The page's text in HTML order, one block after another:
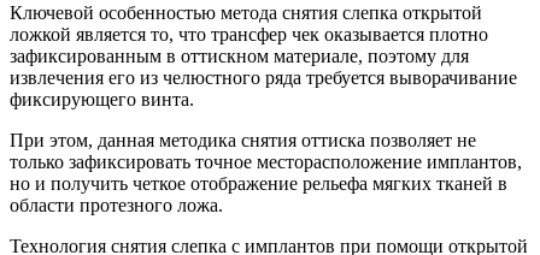
Ключевой особенностью метода снятия слепка открытой
ложкой является то, что трансфер чек оказывается плотно
зафиксированным в оттискном материале, поэтому для
извлечения его из челюстного ряда требуется выворачивание
фиксирующего винта.
При этом, данная методика снятия оттиска позволяет не
только зафиксировать точное месторасположение имплантов,
но и получить четкое отображение рельефа мягких тканей в
области протезного ложа.
Технология снятия слепка с имплантов при помощи открытой